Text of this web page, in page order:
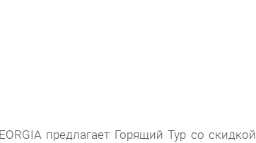
предлагает Горящий Тур со скидкой